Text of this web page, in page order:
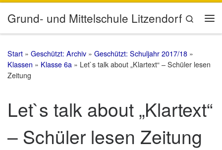
Zum Inhalt springen
Grund- und Mittelschule Litzendorf
Search
Start » Geschützt: Archiv » Geschützt: Schuljahr 2017/18 »
Klassen » Klasse 6a » Let`s talk about „Klartext“ – Schüler lesen
Zeitung
Let`s talk about „Klartext“
– Schüler lesen Zeitung